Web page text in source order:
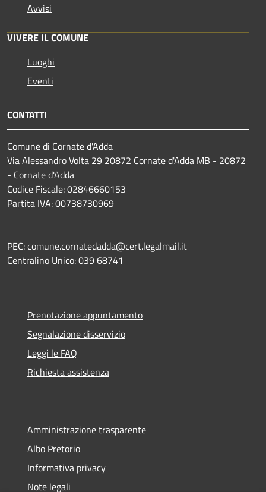
Avvisi
VIVERE IL COMUNE
Luoghi
Eventi
CONTATTI
Comune di Cornate d'Adda
Via Alessandro Volta 29 20872 Cornate d'Adda MB - 20872
- Cornate d'Adda
Codice Fiscale: 02846660153
Partita IVA: 00738730969
PEC: comune.cornatedadda@cert.legalmail.it
Centralino Unico: 039 68741
Prenotazione appuntamento
Segnalazione disservizio
Leggi le FAQ
Richiesta assistenza
Amministrazione trasparente
Albo Pretorio
Informativa privacy
Note legali